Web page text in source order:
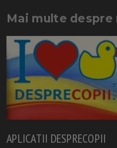
Mai multe despre
APLICATII DESPRECOPII